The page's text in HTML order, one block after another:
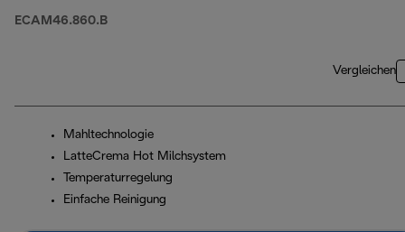
ECAM46.860.B
Vergleichen
Mahltechnologie
LatteCrema Hot Milchsystem
Temperaturregelung
Einfache Reinigung